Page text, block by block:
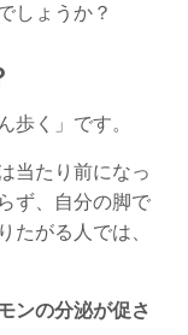
しょうか？
歩く」です。
当たり前になっ
ず、自分の脚で
たがる人では、
ンの分泌が促さ